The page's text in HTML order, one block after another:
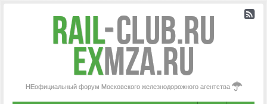
Rail-Club.RU
exMZA.RU
НЕофициальный форум Московского железнодорожного агентства